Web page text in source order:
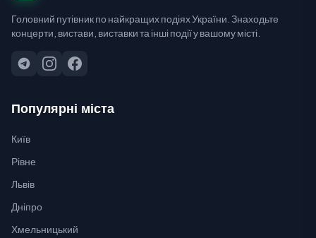
Головний путівник по найкращих подіях України. Знаходьте
концерти, вистави, виставки та інші події у вашому місті.
Популярні міста
Київ
Рівне
Львів
Дніпро
Хмельницький